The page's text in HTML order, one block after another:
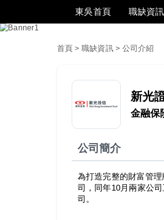
東吳首頁 職缺資訊
首頁 > 職缺資訊> 公司介紹
新光
金融保
公司簡介
為打造完整的財富管
司，同年10月兩家公
司。